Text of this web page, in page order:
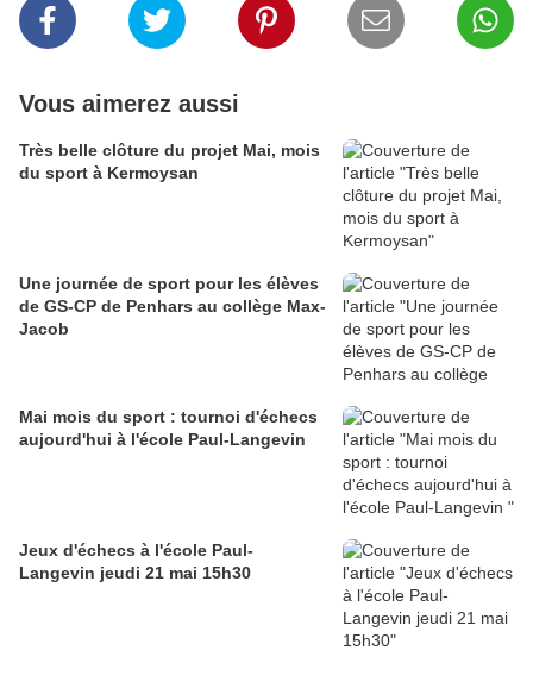
Vous aimerez aussi
Très belle clôture du projet Mai, mois
du sport à Kermoysan
Une journée de sport pour les élèves
de GS-CP de Penhars au collège Max-
Jacob
Mai mois du sport : tournoi d'échecs
aujourd'hui à l'école Paul-Langevin
Jeux d'échecs à l'école Paul-
Langevin jeudi 21 mai 15h30